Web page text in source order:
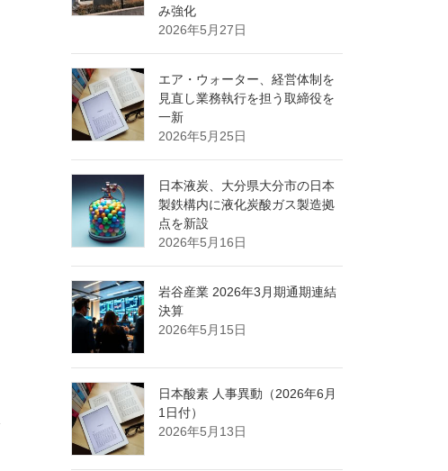
み強化
2026年5月27日
エア・ウォーター、経営体制を
見直し業務執行を担う取締役を
一新
2026年5月25日
日本液炭、大分県大分市の日本
製鉄構内に液化炭酸ガス製造拠
点を新設
2026年5月16日
岩谷産業 2026年3月期通期連結
決算
2026年5月15日
日本酸素 人事異動（2026年6月
1日付）
2026年5月13日